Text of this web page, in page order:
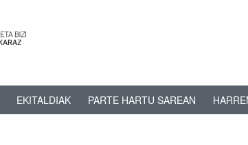
EKITALDIAK PARTE HARTU SAREAN